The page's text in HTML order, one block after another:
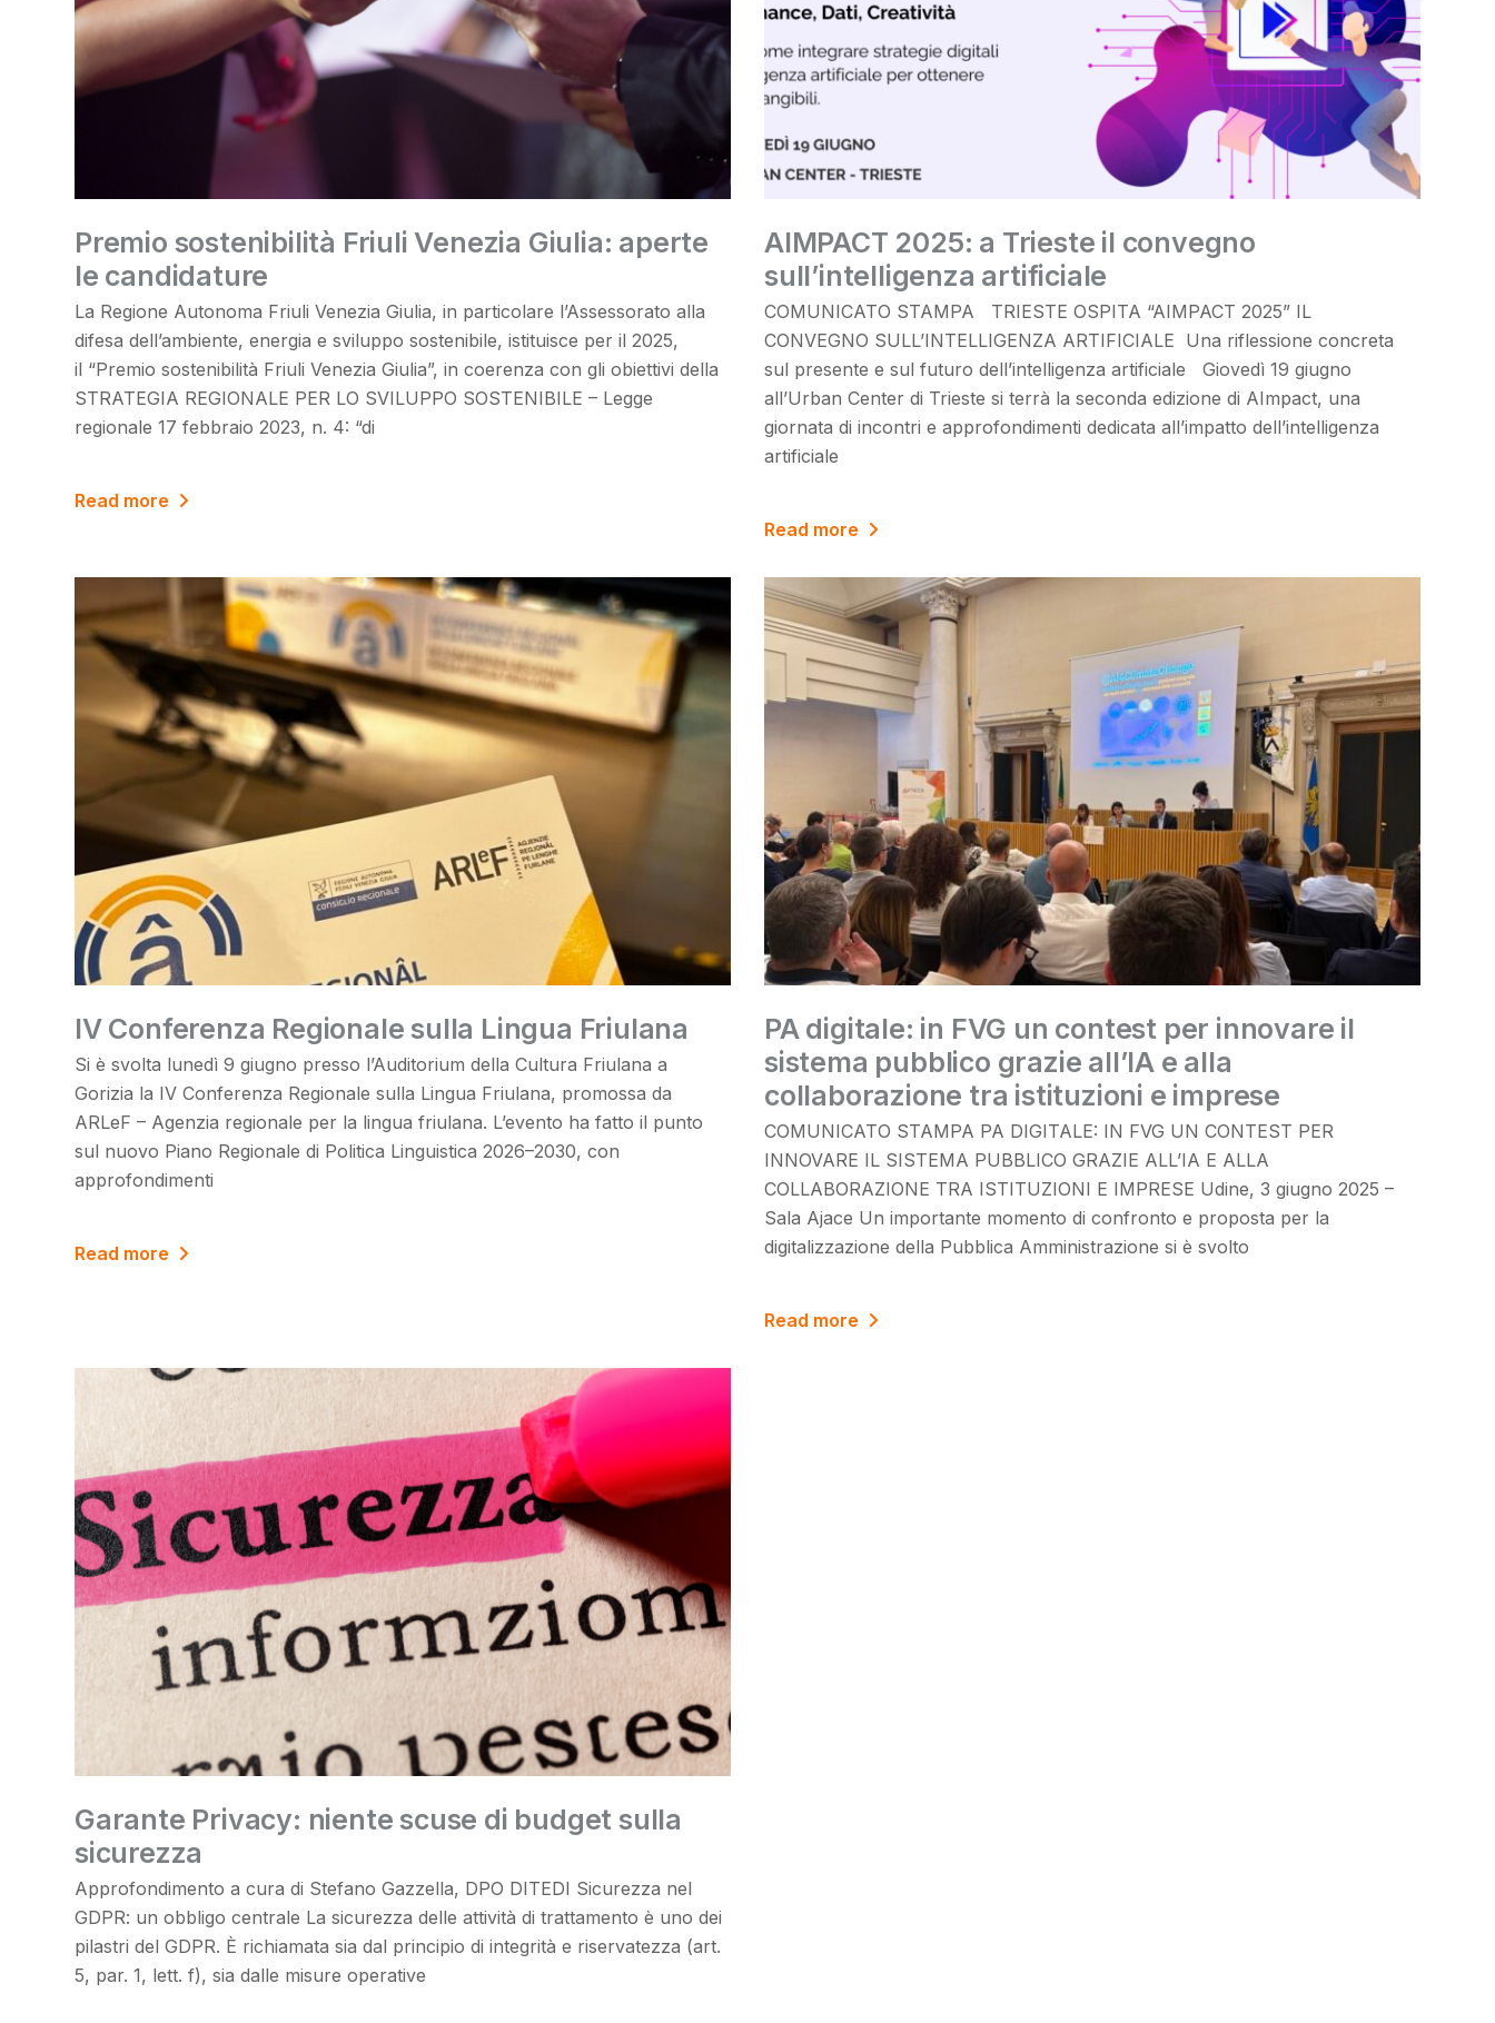
Premio sostenibilità Friuli Venezia Giulia: aperte
le candidature
La Regione Autonoma Friuli Venezia Giulia, in particolare l’Assessorato alla
difesa dell’ambiente, energia e sviluppo sostenibile, istituisce per il 2025,
il “Premio sostenibilità Friuli Venezia Giulia”, in coerenza con gli obiettivi della
STRATEGIA REGIONALE PER LO SVILUPPO SOSTENIBILE – Legge
regionale 17 febbraio 2023, n. 4: “di
Read more
AIMPACT 2025: a Trieste il convegno
sull’intelligenza artificiale
COMUNICATO STAMPA TRIESTE OSPITA “AIMPACT 2025” IL
CONVEGNO SULL’INTELLIGENZA ARTIFICIALE Una riflessione concreta
sul presente e sul futuro dell’intelligenza artificiale Giovedì 19 giugno
all’Urban Center di Trieste si terrà la seconda edizione di AImpact, una
giornata di incontri e approfondimenti dedicata all’impatto dell’intelligenza
artificiale
Read more
IV Conferenza Regionale sulla Lingua Friulana
Si è svolta lunedì 9 giugno presso l’Auditorium della Cultura Friulana a
Gorizia la IV Conferenza Regionale sulla Lingua Friulana, promossa da
ARLeF – Agenzia regionale per la lingua friulana. L’evento ha fatto il punto
sul nuovo Piano Regionale di Politica Linguistica 2026–2030, con
approfondimenti
Read more
PA digitale: in FVG un contest per innovare il
sistema pubblico grazie all’IA e alla
collaborazione tra istituzioni e imprese
COMUNICATO STAMPA PA DIGITALE: IN FVG UN CONTEST PER
INNOVARE IL SISTEMA PUBBLICO GRAZIE ALL’IA E ALLA
COLLABORAZIONE TRA ISTITUZIONI E IMPRESE Udine, 3 giugno 2025 –
Sala Ajace Un importante momento di confronto e proposta per la
digitalizzazione della Pubblica Amministrazione si è svolto
Read more
Garante Privacy: niente scuse di budget sulla
sicurezza
Approfondimento a cura di Stefano Gazzella, DPO DITEDI Sicurezza nel
GDPR: un obbligo centrale La sicurezza delle attività di trattamento è uno dei
pilastri del GDPR. È richiamata sia dal principio di integrità e riservatezza (art.
5, par. 1, lett. f), sia dalle misure operative